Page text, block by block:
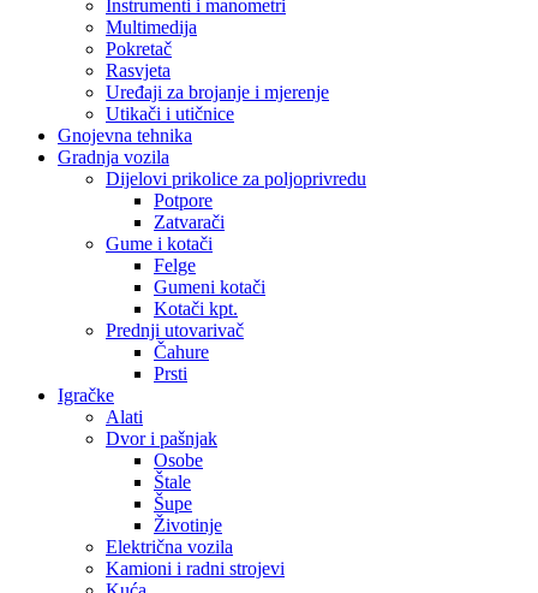
Instrumenti i manometri
Multimedija
Pokretač
Rasvjeta
Uređaji za brojanje i mjerenje
Utikači i utičnice
Gnojevna tehnika
Gradnja vozila
Dijelovi prikolice za poljoprivredu
Potpore
Zatvarači
Gume i kotači
Felge
Gumeni kotači
Kotači kpt.
Prednji utovarivač
Čahure
Prsti
Igračke
Alati
Dvor i pašnjak
Osobe
Štale
Šupe
Životinje
Električna vozila
Kamioni i radni strojevi